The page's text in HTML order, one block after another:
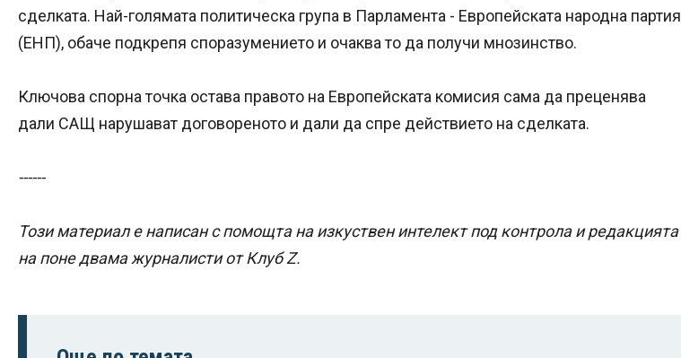
сделката. Най-голямата политическа група в Парламента - Европейската народна партия
(ЕНП), обаче подкрепя споразумението и очаква то да получи мнозинство.
Ключова спорна точка остава правото на Европейската комисия сама да преценява
дали САЩ нарушават договореното и дали да спре действието на сделката.
------
Този материал е написан с помощта на изкуствен интелект под контрола и редакцията
на поне двама журналисти от Клуб Z.